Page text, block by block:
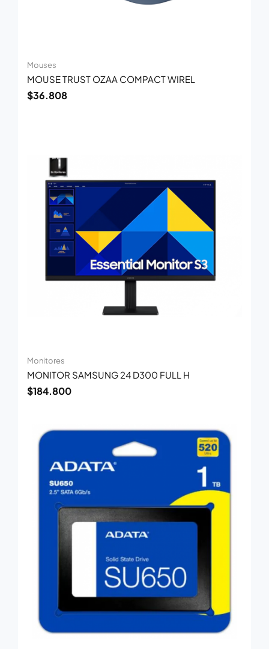
Mouses
MOUSE TRUST OZAA COMPACT WIREL
$36.808
Monitores
MONITOR SAMSUNG 24 D300 FULL H
$184.800